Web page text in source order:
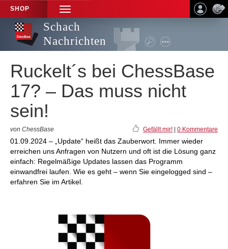
SHOP
TOGGLE
NAVIGATION
Schach
Nachrichten
Ruckelt´s bei ChessBase
17? – Das muss nicht
sein!
von ChessBase Gefällt mir! 0 Kommentare
01.09.2024 – „Update“ heißt das Zauberwort. Immer wieder
erreichen uns Anfragen von Nutzern und oft ist die Lösung ganz
einfach: Regelmäßige Updates lassen das Programm
einwandfrei laufen. Wie es geht – wenn Sie eingelogged sind –
erfahren Sie im Artikel.